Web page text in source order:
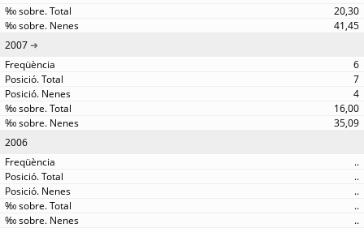
20,30
41,45
2007
6
7
4
16,00
35,09
2006
..
..
..
..
..